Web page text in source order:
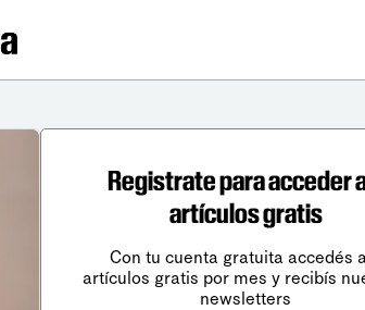
Registrate para acceder
artículos gratis
Con tu cuenta gratuita accedés
artículos gratis por mes y recibís
newsletters